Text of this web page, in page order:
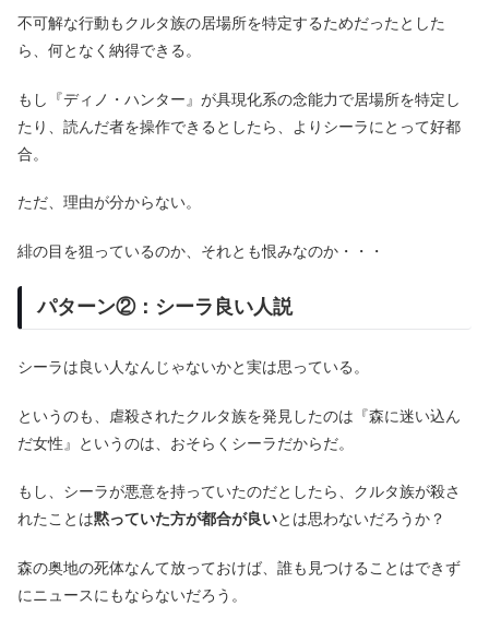
不可解な行動もクルタ族の居場所を特定するためだったとした
ら、何となく納得できる。
もし『ディノ・ハンター』が具現化系の念能力で居場所を特定し
たり、読んだ者を操作できるとしたら、よりシーラにとって好都
合。
ただ、理由が分からない。
緋の目を狙っているのか、それとも恨みなのか・・・
パターン②：シーラ良い人説
シーラは良い人なんじゃないかと実は思っている。
というのも、虐殺されたクルタ族を発見したのは『森に迷い込ん
だ女性』というのは、おそらくシーラだからだ。
もし、シーラが悪意を持っていたのだとしたら、クルタ族が殺さ
れたことは黙っていた方が都合が良いとは思わないだろうか？
森の奥地の死体なんて放っておけば、誰も見つけることはできず
にニュースにもならないだろう。